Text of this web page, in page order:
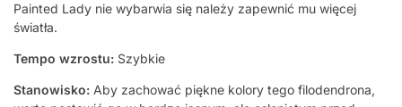
Painted Lady nie wybarwia się należy zapewnić mu więcej
światła.
Tempo wzrostu: Szybkie
Stanowisko: Aby zachować piękne kolory tego filodendrona,